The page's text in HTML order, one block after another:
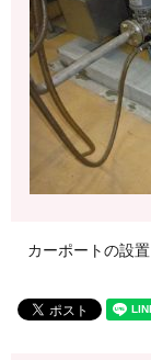
カーポートの設置